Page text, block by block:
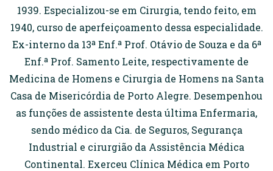
1939. Especializou-se em Cirurgia, tendo feito, em
1940, curso de aperfeiçoamento dessa especialidade.
Ex-interno da 13ª Enf.ª Prof. Otávio de Souza e da 6ª
Enf.ª Prof. Samento Leite, respectivamente de
Medicina de Homens e Cirurgia de Homens na Santa
Casa de Misericórdia de Porto Alegre. Desempenhou
as funções de assistente desta última Enfermaria,
sendo médico da Cia. de Seguros, Segurança
Industrial e cirurgião da Assistência Médica
Continental. Exerceu Clínica Médica em Porto